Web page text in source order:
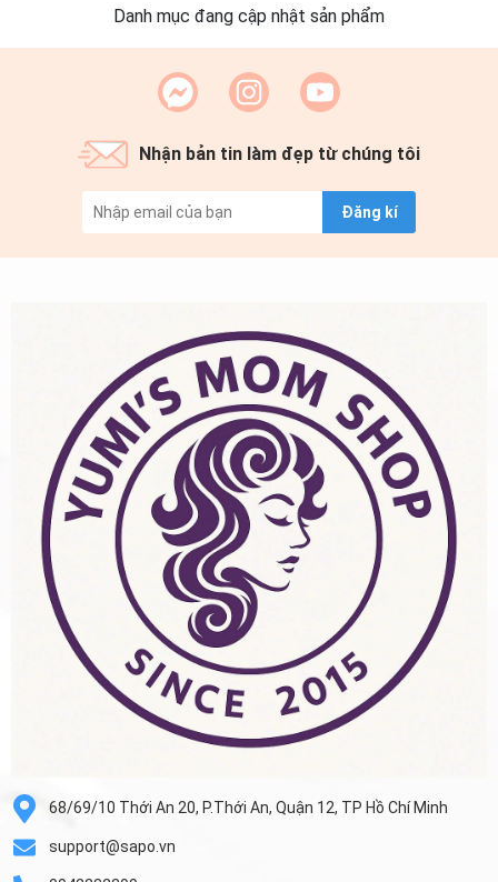
Danh mục đang cập nhật sản phẩm
Nhận bản tin làm đẹp từ chúng tôi
Đăng kí
68/69/10 Thới An 20, P.Thới An, Quận 12, TP Hồ Chí Minh
support@sapo.vn